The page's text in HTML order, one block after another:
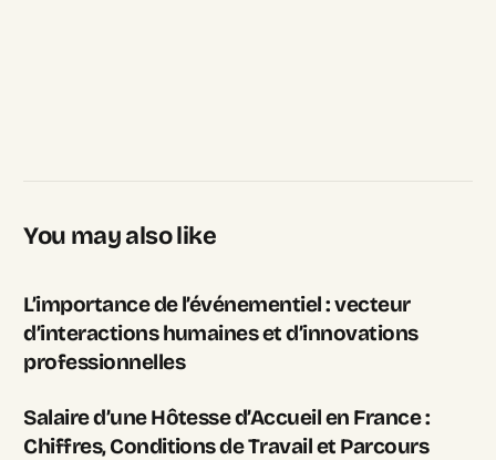
You may also like
L’importance de l’événementiel : vecteur
d’interactions humaines et d’innovations
professionnelles
Salaire d’une Hôtesse d’Accueil en France :
Chiffres, Conditions de Travail et Parcours